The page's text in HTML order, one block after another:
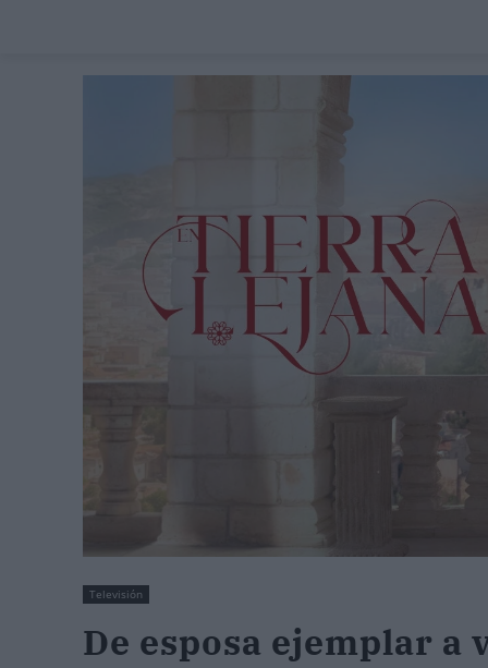
Televisión
De esposa ejemplar a